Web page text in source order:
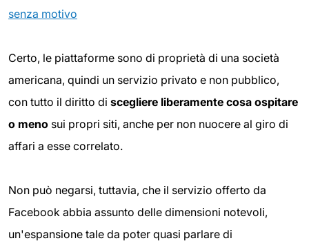
senza motivo
Certo, le piattaforme sono di proprietà di una società
americana, quindi un servizio privato e non pubblico,
con tutto il diritto di scegliere liberamente cosa ospitare
o meno sui propri siti, anche per non nuocere al giro di
affari a esse correlato.
Non può negarsi, tuttavia, che il servizio offerto da
Facebook abbia assunto delle dimensioni notevoli,
un'espansione tale da poter quasi parlare di